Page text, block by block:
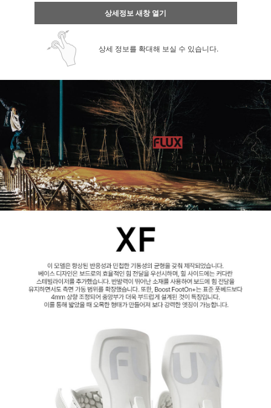
상세정보 새창 열기
상세 정보를 확대해 보실 수 있습니다.